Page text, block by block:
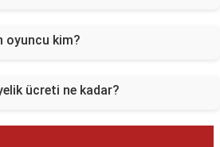
oyuncu kim?
ücreti ne kadar?